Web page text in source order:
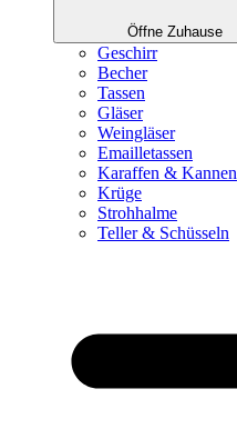
Öffne Zuhause
Geschirr
Becher
Tassen
Gläser
Weingläser
Emailletassen
Karaffen & Kannen
Krüge
Strohhalme
Teller & Schüsseln